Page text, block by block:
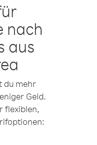
nach
aus
du mehr
Geld.
flexiblen,